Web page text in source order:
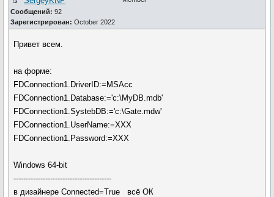
Сообщений: 92
Зарегистрирован: October 2022
Привет всем.
на форме:
FDConnection1.DriverID:=MSAcc
FDConnection1.Database:='c:\MyDB.mdb'
FDConnection1.SystebDB:='c:\Gate.mdw'
FDConnection1.UserName:=XXX
FDConnection1.Password:=XXX
Windows 64-bit
----------------------------------------
в дизайнере Connected=True всё ОК